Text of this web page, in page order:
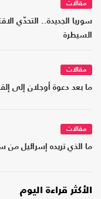
مقالات
سوريا الجديدة.. التحدّي
السيطرة
مقالات
ما بعد دعوة أوجلان إلى
مقالات
ما الذي تريده إسرائيل من
الأكثر قراءة اليوم